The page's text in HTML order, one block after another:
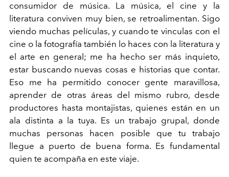
consumidor de música. La música, el cine y la
literatura conviven muy bien, se retroalimentan. Sigo
viendo muchas películas, y cuando te vinculas con el
cine o la fotografía también lo haces con la literatura y
el arte en general; me ha hecho ser más inquieto,
estar buscando nuevas cosas e historias que contar.
Eso me ha permitido conocer gente maravillosa,
aprender de otras áreas del mismo rubro, desde
productores hasta montajistas, quienes están en un
ala distinta a la tuya. Es un trabajo grupal, donde
muchas personas hacen posible que tu trabajo
llegue a puerto de buena forma. Es fundamental
quien te acompaña en este viaje.